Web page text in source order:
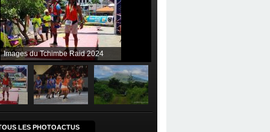
Images du Tchimbe Raid 2024
LES PHOTOACTUS